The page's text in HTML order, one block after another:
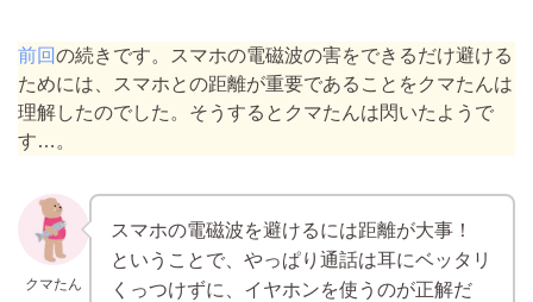
前回の続きです。スマホの電磁波の害をできるだけ避ける
ためには、スマホとの距離が重要であることをクマたんは
理解したのでした。そうするとクマたんは閃いたようで
す…。
クマたん
スマホの電磁波を避けるには距離が大事！
ということで、やっぱり通話は耳にベッタリ
くっつけずに、イヤホンを使うのが正解だ